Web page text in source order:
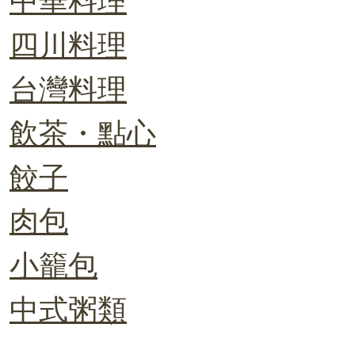
四川料理
台灣料理
飲茶・點心
餃子
肉包
小籠包
中式粥類